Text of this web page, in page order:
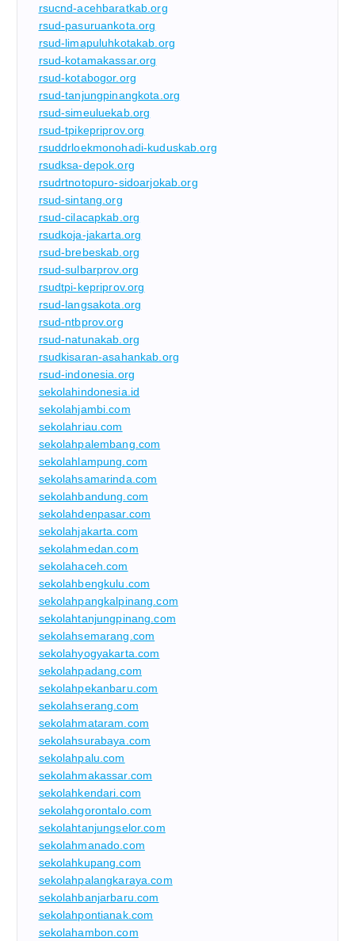
rsucnd-acehbaratkab.org
rsud-pasuruankota.org
rsud-limapuluhkotakab.org
rsud-kotamakassar.org
rsud-kotabogor.org
rsud-tanjungpinangkota.org
rsud-simeuluekab.org
rsud-tpikepriprov.org
rsuddrloekmonohadi-kuduskab.org
rsudksa-depok.org
rsudrtnotopuro-sidoarjokab.org
rsud-sintang.org
rsud-cilacapkab.org
rsudkoja-jakarta.org
rsud-brebeskab.org
rsud-sulbarprov.org
rsudtpi-kepriprov.org
rsud-langsakota.org
rsud-ntbprov.org
rsud-natunakab.org
rsudkisaran-asahankab.org
rsud-indonesia.org
sekolahindonesia.id
sekolahjambi.com
sekolahriau.com
sekolahpalembang.com
sekolahlampung.com
sekolahsamarinda.com
sekolahbandung.com
sekolahdenpasar.com
sekolahjakarta.com
sekolahmedan.com
sekolahaceh.com
sekolahbengkulu.com
sekolahpangkalpinang.com
sekolahtanjungpinang.com
sekolahsemarang.com
sekolahyogyakarta.com
sekolahpadang.com
sekolahpekanbaru.com
sekolahserang.com
sekolahmataram.com
sekolahsurabaya.com
sekolahpalu.com
sekolahmakassar.com
sekolahkendari.com
sekolahgorontalo.com
sekolahtanjungselor.com
sekolahmanado.com
sekolahkupang.com
sekolahpalangkaraya.com
sekolahbanjarbaru.com
sekolahpontianak.com
sekolahambon.com